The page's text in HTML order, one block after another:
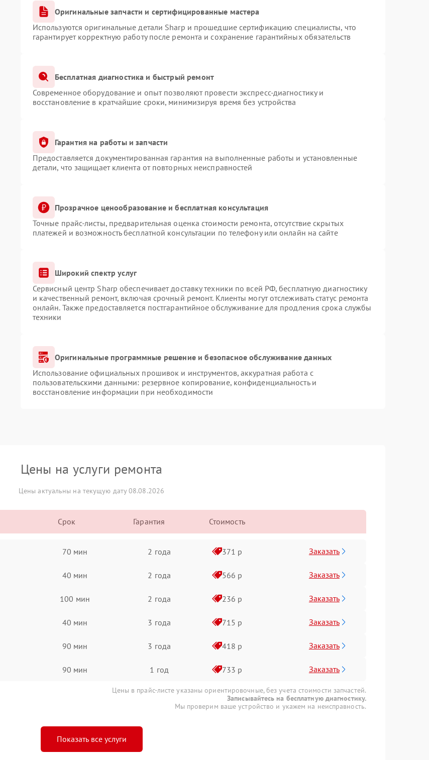
Оригинальные запчасти и сертифицированные мастера
Используются оригинальные детали Sharp и прошедшие сертификацию специалисты, что
гарантирует корректную работу после ремонта и сохранение гарантийных обязательств
Бесплатная диагностика и быстрый ремонт
Современное оборудование и опыт позволяют провести экспресс-диагностику и
восстановление в кратчайшие сроки, минимизируя время без устройства
Гарантия на работы и запчасти
Предоставляется документированная гарантия на выполненные работы и установленные
детали, что защищает клиента от повторных неисправностей
Прозрачное ценообразование и бесплатная консультация
Точные прайс-листы, предварительная оценка стоимости ремонта, отсутствие скрытых
платежей и возможность бесплатной консультации по телефону или онлайн на сайте
Широкий спектр услуг
Сервисный центр Sharp обеспечивает доставку техники по всей РФ, бесплатную диагностику
и качественный ремонт, включая срочный ремонт. Клиенты могут отслеживать статус ремонта
онлайн. Также предоставляется постгарантийное обслуживание для продления срока службы
техники
Оригинальные программные решение и безопасное обслуживание данных
Использование официальных прошивок и инструментов, аккуратная работа с
пользовательскими данными: резервное копирование, конфиденциальность и
восстановление информации при необходимости
Цены на услуги ремонта
Цены актуальны на текущую дату 08.08.2026
Срок Гарантия Стоимость
70 мин 2 года 371 р Заказать
40 мин 2 года 566 р Заказать
100 мин 2 года 236 р Заказать
40 мин 3 года 715 р Заказать
90 мин 3 года 418 р Заказать
90 мин 1 год 733 р Заказать
Цены в прайс-листе указаны ориентировочные, без учета стоимости запчастей.
Записывайтесь на бесплатную диагностику.
Мы проверим ваше устройство и укажем на неисправность.
Показать все услуги